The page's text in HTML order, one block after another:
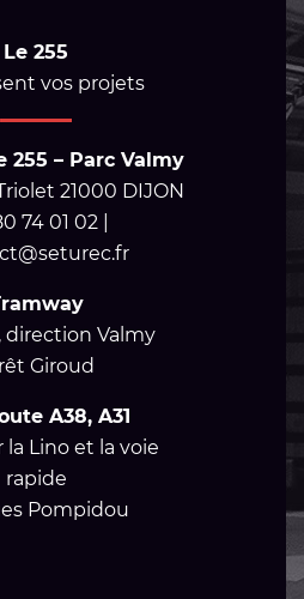
Le 255
vos projets
255 – Parc Valmy
21000 DIJON
74 01 02 |
direction Valmy
Giroud
A38, A31
la Lino et la voie
rapide
Pompidou